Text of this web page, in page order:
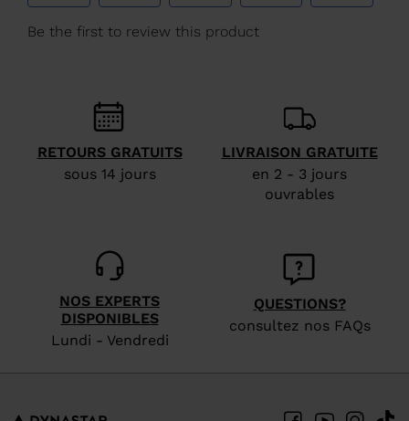
Belgique.
We
website
version
States.
RETOURS GRATUITS
sous 14 jours
LIVRAISON GRATUITE
en 2 - 3 jours
ouvrables
NOS EXPERTS
DISPONIBLES
Lundi - Vendredi
QUESTIONS?
consultez nos FAQs